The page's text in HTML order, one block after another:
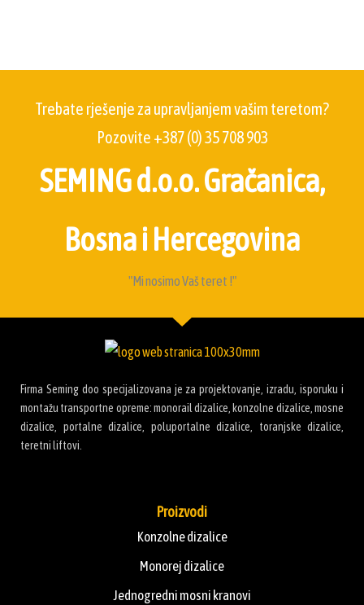
Trebate rješenje za upravljanjem vašim teretom?
Pozovite +387 (0) 35 708 903
SEMING d.o.o. Gračanica,
Bosna i Hercegovina
"Mi nosimo Vaš teret !"
Firma Seming doo specijalizovana je za projektovanje, izradu, isporuku i
montažu transportne opreme: monorail dizalice, konzolne dizalice, mosne
dizalice, portalne dizalice, poluportalne dizalice, toranjske dizalice,
teretni liftovi.
Proizvodi
Konzolne dizalice
Monorej dizalice
Jednogredni mosni kranovi